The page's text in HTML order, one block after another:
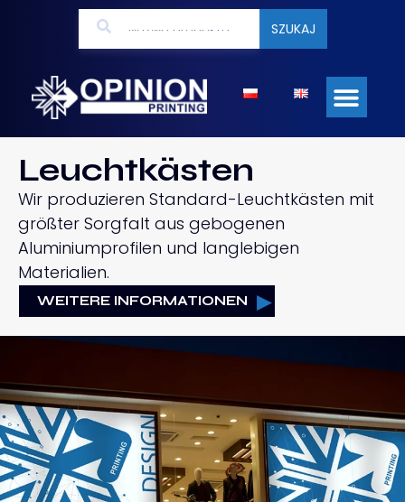
SZUKAJ
Leuchtkästen
Wir produzieren Standard-Leuchtkästen mit
größter Sorgfalt aus gebogenen
Aluminiumprofilen und langlebigen
Materialien.
WEITERE INFORMATIONEN